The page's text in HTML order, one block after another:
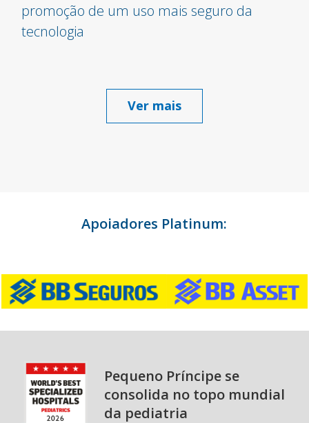
promoção de um uso mais seguro da
tecnologia
Ver mais
Apoiadores Platinum:
Pequeno Príncipe se
consolida no topo mundial
da pediatria